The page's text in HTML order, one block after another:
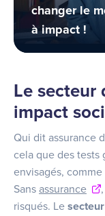
changer le
à impact !
Le secteur
impact
Qui dit assurance
cela que des tests
envisagés,
Sans assurance
risqués. Le